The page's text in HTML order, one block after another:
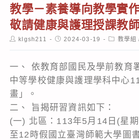
教學－素養導向教學實
敬請健康與護理授課教
Postklgsh211
Post2024-03-19
Post教學組
一、 依教育部國民及學前教育
中等學校健康與護理學科中心
畫」。
二、 旨揭研習資訊如下：
(一) 北區：113年5月14日(星
至12時假國立臺灣師範大學圖